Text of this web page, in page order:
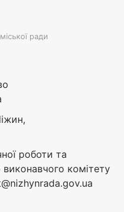
ради
роботи та
виконавчого комітету